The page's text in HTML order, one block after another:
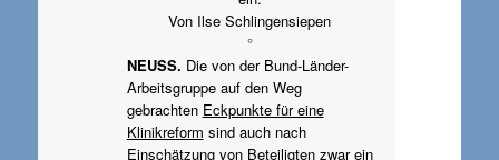
Von Ilse Schlingensiepen
°
NEUSS. Die von der Bund-Länder-
Arbeitsgruppe auf den Weg
gebrachten Eckpunkte für eine
Klinikreform sind auch nach
Einschätzung von Beteiligten zwar ein